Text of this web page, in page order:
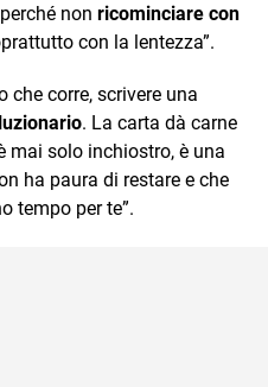
non ricominciare con
con la lentezza”.
che corre, scrivere una
. La carta dà carne
mai solo inchiostro, è una
ha paura di restare e che
tempo per te”.